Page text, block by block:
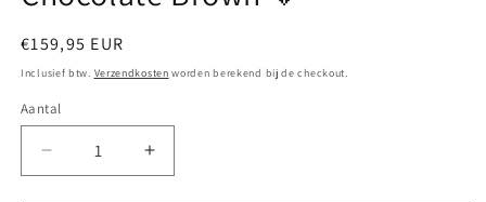
Normale
prijs
€159,95 EUR
Inclusief btw. Verzendkosten worden berekend bij de checkout.
Aantal
Aantal
verlagen
Aantal
verhogen